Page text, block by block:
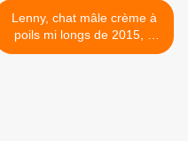
Lenny, chat mâle crème à
poils mi longs de 2015, à
l'adoption -> adopté >